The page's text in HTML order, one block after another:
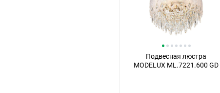
Подвесная люстра
MODELUX ML.7221.600 GD